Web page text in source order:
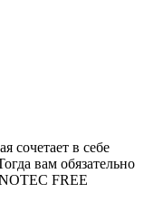
сочетает в себе
вам обязательно
FREE